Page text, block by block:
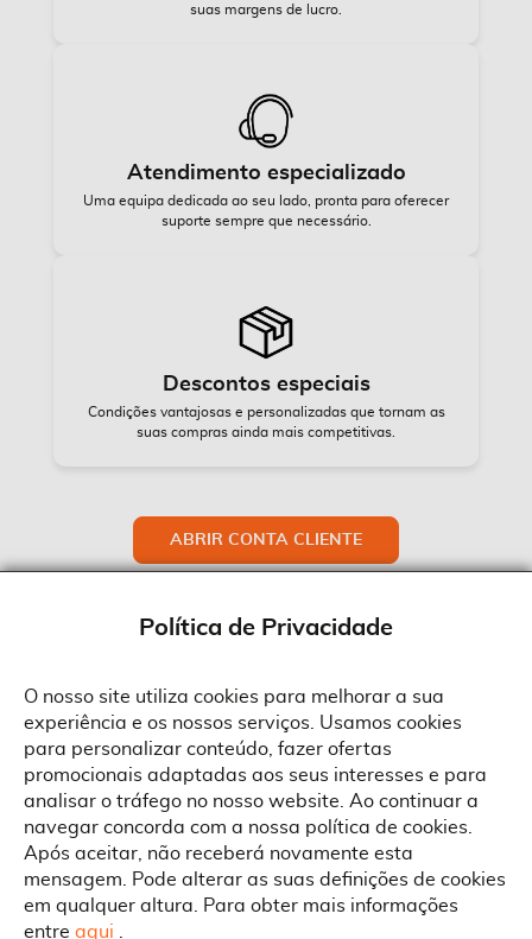
suas margens de lucro.
Atendimento especializado
Uma equipa dedicada ao seu lado, pronta para oferecer
suporte sempre que necessário.
Descontos especiais
Condições vantajosas e personalizadas que tornam as
suas compras ainda mais competitivas.
ABRIR CONTA CLIENTE
Política de Privacidade
O nosso site utiliza cookies para melhorar a sua
experiência e os nossos serviços. Usamos cookies
para personalizar conteúdo, fazer ofertas
promocionais adaptadas aos seus interesses e para
analisar o tráfego no nosso website. Ao continuar a
navegar concorda com a nossa política de cookies.
Após aceitar, não receberá novamente esta
mensagem. Pode alterar as suas definições de cookies
em qualquer altura. Para obter mais informações
entre aqui
Sobre a Suprides
Quem Somos
Informações
Termos e Condições
Condições Gerais de Venda
Serviço Pós-Venda
Contactos
Morada
Rua Gonçalves Zarco, 1837
Política de Cookies
Ao aceitar a política de cookies da Suprides deverá ter em consideração
que a utilização de cookies possibilita a personalização da utilização e a
apresentação de serviços e ofertas adaptadas ao seu interesses. Pode
alterar as suas definições de cookies a qualquer altura.